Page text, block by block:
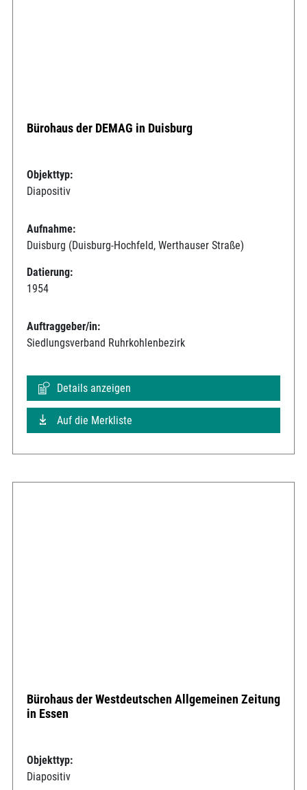
Bürohaus der DEMAG in Duisburg
Objekttyp:
Diapositiv
Aufnahme:
Duisburg (Duisburg-Hochfeld, Werthauser Straße)
Datierung:
1954
Auftraggeber/in:
Siedlungsverband Ruhrkohlenbezirk
Details anzeigen
Auf die Merkliste
Bürohaus der Westdeutschen Allgemeinen Zeitung
in Essen
Objekttyp:
Diapositiv